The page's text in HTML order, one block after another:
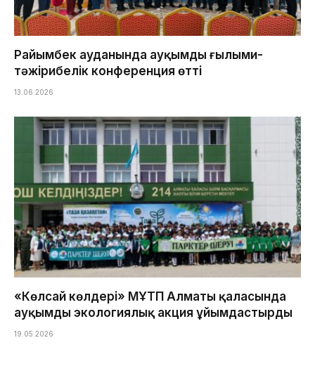
Райымбек ауданында ауқымды ғылыми-
тәжірибелік конференция өтті
13.06.2026
«Көлсай көлдері» МҰТП Алматы қаласында
ауқымды экологиялық акция ұйымдастырды
19.05.2026